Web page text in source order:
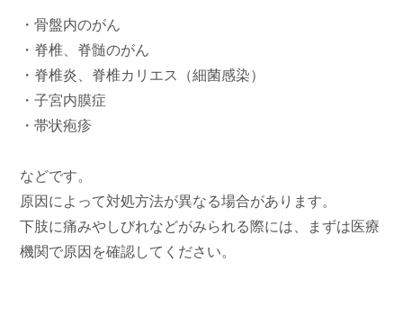
・骨盤内のがん
・脊椎、脊髄のがん
・脊椎炎、脊椎カリエス（細菌感染）
・子宮内膜症
・帯状疱疹
などです。
原因によって対処方法が異なる場合があります。
下肢に痛みやしびれなどがみられる際には、まずは医療
機関で原因を確認してください。